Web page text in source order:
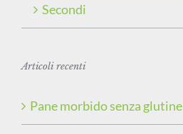
Secondi
Articoli recenti
Pane morbido senza glutine